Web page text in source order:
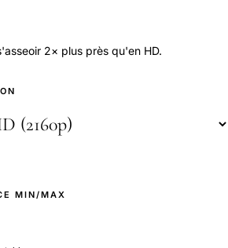
2× plus près qu'en HD.
MIN/MAX